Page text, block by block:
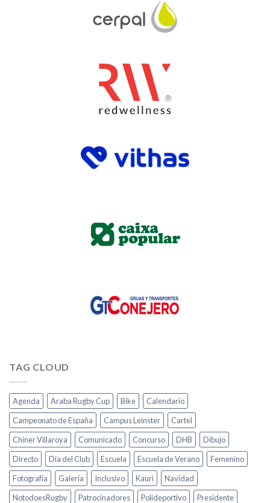
TAG CLOUD
Agenda Araba Rugby Cup Bike
Calendario
Campeonato de España
Campus Leinster
Cartel
Chiner Villaroya
Comunicado Concurso DHB
Dibujo
Directo
Día del Club Escuela Escuela de Verano
Femenino
Fotografía
Galería Inclusivo Kauri
Navidad
NotodoesRugby
Patrocinadores Polideportivo
Presidente